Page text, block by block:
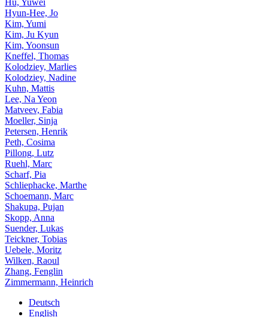
Hyun-Hee, Jo
Kim, Yumi
Kim, Ju Kyun
Kim, Yoonsun
Kneffel, Thomas
Kolodziey, Marlies
Kolodziey, Nadine
Kuhn, Mattis
Lee, Na Yeon
Matveev, Fabia
Moeller, Sinja
Petersen, Henrik
Peth, Cosima
Pillong, Lutz
Ruehl, Marc
Scharf, Pia
Schliephacke, Marthe
Schoemann, Marc
Shakupa, Pujan
Skopp, Anna
Suender, Lukas
Teickner, Tobias
Uebele, Moritz
Wilken, Raoul
Zhang, Fenglin
Zimmermann, Heinrich
Deutsch
English